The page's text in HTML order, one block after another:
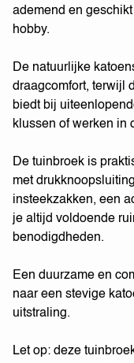
ademend en
hobby.
De natuurlijke
draagcomfort, terwijl
biedt bij
klussen of werken in
De tuinbroek is
met
insteekzakken, een
je altijd voldoende
benodigdheden.
Een duurzame en
naar een stevige
uitstraling.
Let op: deze